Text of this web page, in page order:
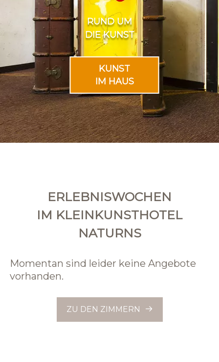
RUND UM
DIE KUNST
KUNST
IM HAUS
ERLEBNISWOCHEN
IM KLEINKUNSTHOTEL
NATURNS
Momentan sind leider keine Angebote
vorhanden.
ZU DEN ZIMMERN